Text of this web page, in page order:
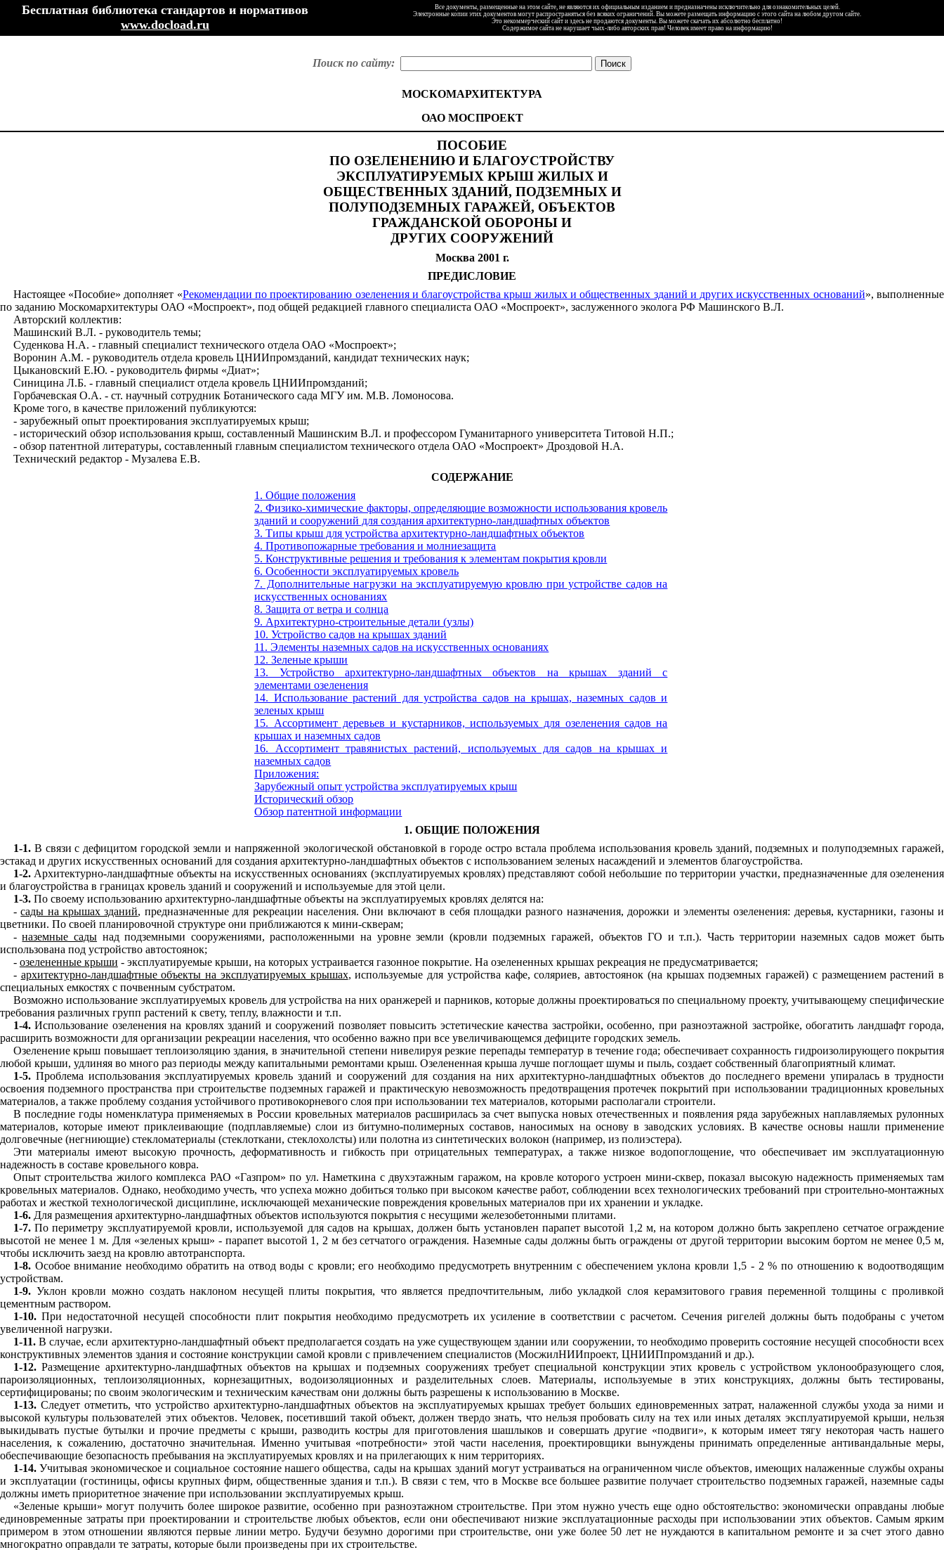
Бесплатная библиотека стандартов и нормативов
www.docload.ru
Все документы, размещенные на этом сайте, не являются их официальным изданием и предназначены исключительно для ознакомительных целей.
Электронные копии этих документов могут распространяться без всяких ограничений. Вы можете размещать информацию с этого сайта на любом другом сайте.
Это некоммерческий сайт и здесь не продаются документы. Вы можете скачать их абсолютно бесплатно!
Содержимое сайта не нарушает чьих-либо авторских прав! Человек имеет право на информацию!
Поиск по сайту:
МОСКОМАРХИТЕКТУРА
ОАО МОСПРОЕКТ
ПОСОБИЕ
ПО ОЗЕЛЕНЕНИЮ И БЛАГОУСТРОЙСТВУ
ЭКСПЛУАТИРУЕМЫХ КРЫШ ЖИЛЫХ И
ОБЩЕСТВЕННЫХ ЗДАНИЙ, ПОДЗЕМНЫХ И
ПОЛУПОДЗЕМНЫХ ГАРАЖЕЙ, ОБЪЕКТОВ
ГРАЖДАНСКОЙ ОБОРОНЫ И
ДРУГИХ СООРУЖЕНИЙ
Москва 2001 г.
ПРЕДИСЛОВИЕ
Настоящее «Пособие» дополняет «Рекомендации по проектированию озеленения и благоустройства крыш жилых и общественных зданий и других искусственных оснований», выполненные
по заданию Москомархитектуры ОАО «Моспроект», под общей редакцией главного специалиста ОАО «Моспроект», заслуженного эколога РФ Машинского В.Л.
Авторский коллектив:
Машинский В.Л. - руководитель темы;
Суденкова Н.А. - главный специалист технического отдела ОАО «Моспроект»;
Воронин А.М. - руководитель отдела кровель ЦНИИпромзданий, кандидат технических наук;
Цыкановский Е.Ю. - руководитель фирмы «Диат»;
Синицина Л.Б. - главный специалист отдела кровель ЦНИИпромзданий;
Горбачевская О.А. - ст. научный сотрудник Ботанического сада МГУ им. М.В. Ломоносова.
Кроме того, в качестве приложений публикуются:
- зарубежный опыт проектирования эксплуатируемых крыш;
- исторический обзор использования крыш, составленный Машинским В.Л. и профессором Гуманитарного университета Титовой Н.П.;
- обзор патентной литературы, составленный главным специалистом технического отдела ОАО «Моспроект» Дроздовой Н.А.
Технический редактор - Музалева Е.В.
СОДЕРЖАНИЕ
1. Общие положения
2. Физико-химические факторы, определяющие возможности использования кровель
зданий и сооружений для создания архитектурно-ландшафтных объектов
3. Типы крыш для устройства архитектурно-ландшафтных объектов
4. Противопожарные требования и молниезащита
5. Конструктивные решения и требования к элементам покрытия кровли
6. Особенности эксплуатируемых кровель
7. Дополнительные нагрузки на эксплуатируемую кровлю при устройстве садов на
искусственных основаниях
8. Защита от ветра и солнца
9. Архитектурно-строительные детали (узлы)
10. Устройство садов на крышах зданий
11. Элементы наземных садов на искусственных основаниях
12. Зеленые крыши
13. Устройство архитектурно-ландшафтных объектов на крышах зданий с
элементами озеленения
14. Использование растений для устройства садов на крышах, наземных садов и
зеленых крыш
15. Ассортимент деревьев и кустарников, используемых для озеленения садов на
крышах и наземных садов
16. Ассортимент травянистых растений, используемых для садов на крышах и
наземных садов
Приложения:
Зарубежный опыт устройства эксплуатируемых крыш
Исторический обзор
Обзор патентной информации
1. ОБЩИЕ ПОЛОЖЕНИЯ
1-1.В связи с дефицитом городской земли и напряженной экологической обстановкой в городе остро встала проблема использования кровель зданий, подземных и полуподземных гаражей,
эстакад и других искусственных оснований для создания архитектурно-ландшафтных объектов с использованием зеленых насаждений и элементов благоустройства.
1-2. Архитектурно-ландшафтные объекты на искусственных основаниях (эксплуатируемых кровлях) представляют собой небольшие по территории участки, предназначенные для озеленения
и благоустройства в границах кровель зданий и сооружений и используемые для этой цели.
1-3. По своему использованию архитектурно-ландшафтные объекты на эксплуатируемых кровлях делятся на:
-сады на крышах зданий, предназначенные для рекреации населения. Они включают в себя площадки разного назначения, дорожки и элементы озеленения: деревья, кустарники, газоны и
цветники. По своей планировочной структуре они приближаются к мини-скверам;
-наземные сады над подземными сооружениями, расположенными на уровне земли (кровли подземных гаражей, объектов ГО и т.п.). Часть территории наземных садов может быть
использована под устройство автостоянок;
- озелененные крыши - эксплуатируемые крыши, на которых устраивается газонное покрытие. На озелененных крышах рекреация не предусматривается;
- архитектурно-ландшафтные объекты на эксплуатируемых крышах, используемые для устройства кафе, соляриев, автостоянок (на крышах подземных гаражей) с размещением растений в
специальных емкостях с почвенным субстратом.
Возможно использование эксплуатируемых кровель для устройства на них оранжерей и парников, которые должны проектироваться по специальному проекту, учитывающему специфические
требования различных групп растений к свету, теплу, влажности и т.п.
1-4.Использование озеленения на кровлях зданий и сооружений позволяет повысить эстетические качества застройки, особенно, при разноэтажной застройке, обогатить ландшафт города,
расширить возможности для организации рекреации населения, что особенно важно при все увеличивающемся дефиците городских земель.
Озеленение крыш повышает теплоизоляцию здания, в значительной степени нивелируя резкие перепады температур в течение года; обеспечивает сохранность гидроизолирующего покрытия
любой крыши, удлиняя во много раз периоды между капитальными ремонтами крыш. Озелененная крыша лучше поглощает шумы и пыль, создает собственный благоприятный климат.
1-5. Проблема использования эксплуатируемых кровель зданий и сооружений для создания на них архитектурно-ландшафтных объектов до последнего времени упиралась в трудности
освоения подземного пространства при строительстве подземных гаражей и практическую невозможность предотвращения протечек покрытий при использовании традиционных кровельных
материалов, а также проблему создания устойчивого противокорневого слоя при использовании тех материалов, которыми располагали строители.
В последние годы номенклатура применяемых в России кровельных материалов расширилась за счет выпуска новых отечественных и появления ряда зарубежных наплавляемых рулонных
материалов, которые имеют приклеивающие (подплавляемые) слои из битумно-полимерных составов, наносимых на основу в заводских условиях. В качестве основы нашли применение
долговечные (негниющие) стекломатериалы (стеклоткани, стеклохолсты) или полотна из синтетических волокон (например, из полиэстера).
Эти материалы имеют высокую прочность, деформативность и гибкость при отрицательных температурах, а также низкое водопоглощение, что обеспечивает им эксплуатационную
надежность в составе кровельного ковра.
Опыт строительства жилого комплекса РАО «Газпром» по ул. Наметкина с двухэтажным гаражом, на кровле которого устроен мини-сквер, показал высокую надежность применяемых там
кровельных материалов. Однако, необходимо учесть, что успеха можно добиться только при высоком качестве работ, соблюдении всех технологических требований при строительно-монтажных
работах и жесткой технологической дисциплине, исключающей механические повреждения кровельных материалов при их хранении и укладке.
1-6. Для размещения архитектурно-ландшафтных объектов используются покрытия с несущими железобетонными плитами.
1-7.По периметру эксплуатируемой кровли, используемой для садов на крышах, должен быть установлен парапет высотой 1,2 м, на котором должно быть закреплено сетчатое ограждение
высотой не менее 1 м. Для «зеленых крыш» - парапет высотой 1, 2 м без сетчатого ограждения. Наземные сады должны быть ограждены от другой территории высоким бортом не менее 0,5 м,
чтобы исключить заезд на кровлю автотранспорта.
1-8. Особое внимание необходимо обратить на отвод воды с кровли; его необходимо предусмотреть внутренним с обеспечением уклона кровли 1,5 - 2 % по отношению к водоотводящим
устройствам.
1-9. Уклон кровли можно создать наклоном несущей плиты покрытия, что является предпочтительным, либо укладкой слоя керамзитового гравия переменной толщины с проливкой
цементным раствором.
1-10. При недостаточной несущей способности плит покрытия необходимо предусмотреть их усиление в соответствии с расчетом. Сечения ригелей должны быть подобраны с учетом
увеличенной нагрузки.
1-11.В случае, если архитектурно-ландшафтный объект предполагается создать на уже существующем здании или сооружении, то необходимо проверить состояние несущей способности всех
конструктивных элементов здания и состояние конструкции самой кровли с привлечением специалистов (МосжилНИИпроект, ЦНИИПпромзданий и др.).
1-12.Размещение архитектурно-ландшафтных объектов на крышах и подземных сооружениях требует специальной конструкции этих кровель с устройством уклонообразующего слоя,
пароизоляционных, теплоизоляционных, корнезащитных, водоизоляционных и разделительных слоев. Материалы, используемые в этих конструкциях, должны быть тестированы,
сертифицированы; по своим экологическим и техническим качествам они должны быть разрешены к использованию в Москве.
1-13. Следует отметить, что устройство архитектурно-ландшафтных объектов на эксплуатируемых крышах требует больших единовременных затрат, налаженной службы ухода за ними и
высокой культуры пользователей этих объектов. Человек, посетивший такой объект, должен твердо знать, что нельзя пробовать силу на тех или иных деталях эксплуатируемой крыши, нельзя
выкидывать пустые бутылки и прочие предметы с крыши, разводить костры для приготовления шашлыков и совершать другие «подвиги», к которым имеет тягу некоторая часть нашего
населения, к сожалению, достаточно значительная. Именно учитывая «потребности» этой части населения, проектировщики вынуждены принимать определенные антивандальные меры,
обеспечивающие безопасность пребывания на эксплуатируемых кровлях и на прилегающих к ним территориях.
1-14.Учитывая экономическое и социальное состояние нашего общества, сады на крышах зданий могут устраиваться на ограниченном числе объектов, имеющих налаженные службы охраны
и эксплуатации (гостиницы, офисы крупных фирм, общественные здания и т.п.). В связи с тем, что в Москве все большее развитие получает строительство подземных гаражей, наземные сады
должны иметь приоритетное значение при использовании эксплуатируемых крыш.
«Зеленые крыши» могут получить более широкое развитие, особенно при разноэтажном строительстве. При этом нужно учесть еще одно обстоятельство: экономически оправданы любые
единовременные затраты при проектировании и строительстве любых объектов, если они обеспечивают низкие эксплуатационные расходы при использовании этих объектов. Самым ярким
примером в этом отношении являются первые линии метро. Будучи безумно дорогими при строительстве, они уже более 50 лет не нуждаются в капитальном ремонте и за счет этого давно
многократно оправдали те затраты, которые были произведены при их строительстве.